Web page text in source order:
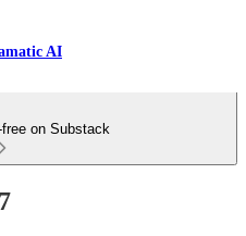
AI
on Substack